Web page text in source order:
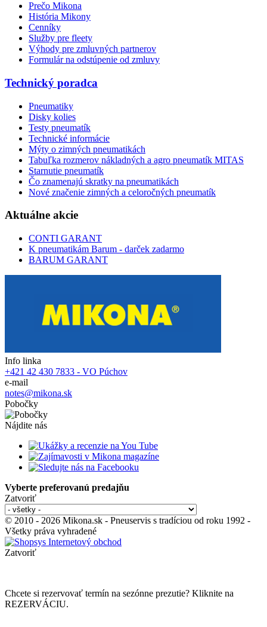
Prečo Mikona
História Mikony
Cenníky
Služby pre fleety
Výhody pre zmluvných partnerov
Formulár na odstúpenie od zmluvy
Technický poradca
Pneumatiky
Disky kolies
Testy pneumatík
Technické informácie
Mýty o zimných pneumatikách
Tabuľka rozmerov nákladných a agro pneumatík MITAS
Starnutie pneumatík
Čo znamenajú skratky na pneumatikách
Nové značenie zimných a celoročných pneumatík
Aktuálne akcie
CONTI GARANT
K pneumatikám Barum - darček zadarmo
BARUM GARANT
Info linka
+421 42 430 7833 - VO Púchov
e-mail
notes@mikona.sk
Pobočky
Nájdite nás
Vyberte preferovanú predajňu
Zatvoriť
© 2010 - 2026 Mikona.sk - Pneuservis s tradíciou od roku 1992 -
Všetky práva vyhradené
Zatvoriť
Chcete si rezervovať termín na sezónne prezutie? Kliknite na
REZERVÁCIU.